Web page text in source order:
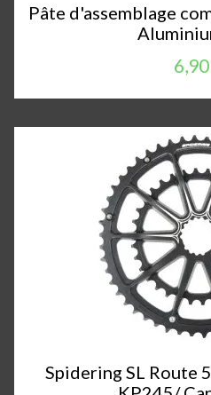
Pâte d'assemblage
Spidering SL Route